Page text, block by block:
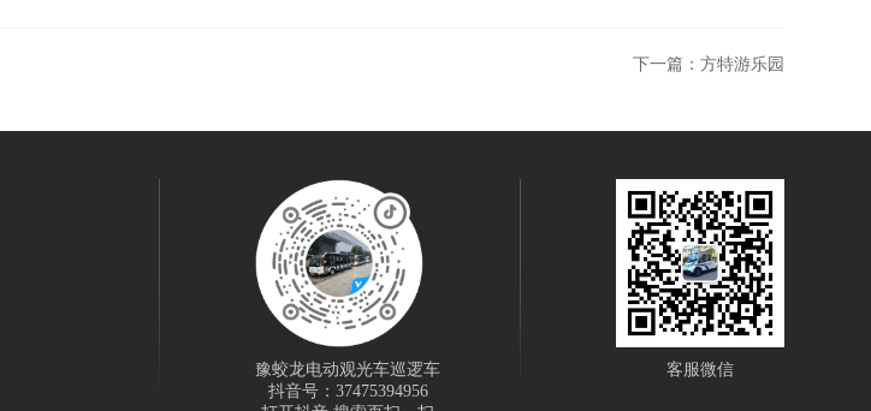
下一篇： 方特游乐园
豫蛟龙电动观光车巡逻车
抖音号：37475394956
客服微信